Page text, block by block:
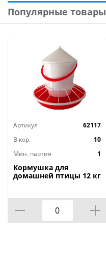
Популярные товары
Артикул
62117
В кор.
10
Мин. партия
1
Кормушка для
домашней птицы 12 кг